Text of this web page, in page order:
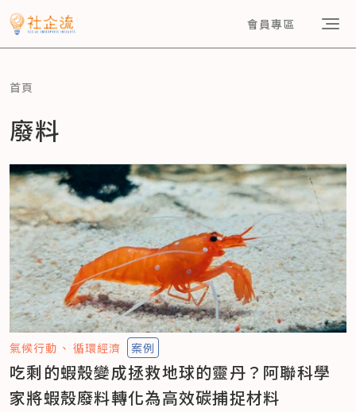
會員專區
首頁
廢料
氣候行動 循環經濟 案例
吃剩的蝦殼變成拯救地球的靈丹？阿聯科學
家將蝦殼廢料轉化為高效碳捕捉材料